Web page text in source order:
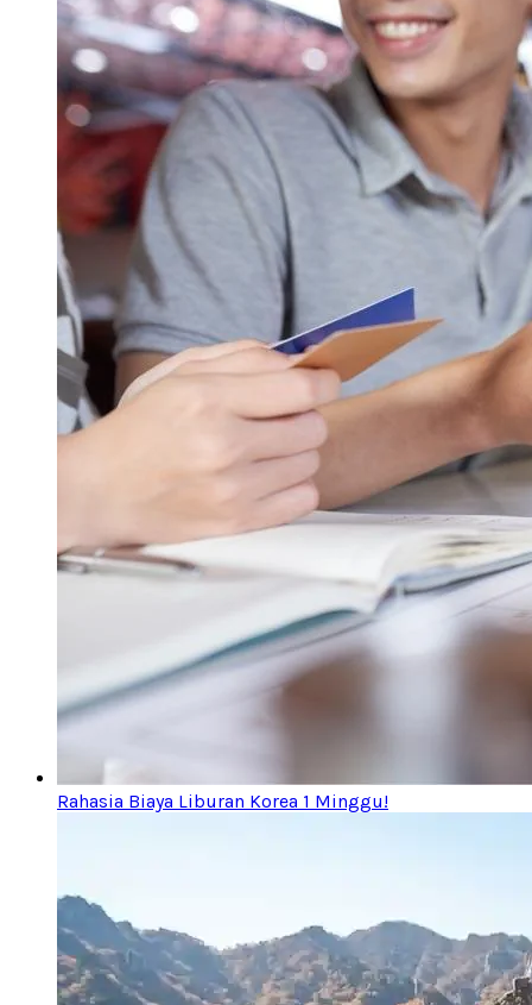
Rahasia Biaya Liburan Korea 1 Minggu!